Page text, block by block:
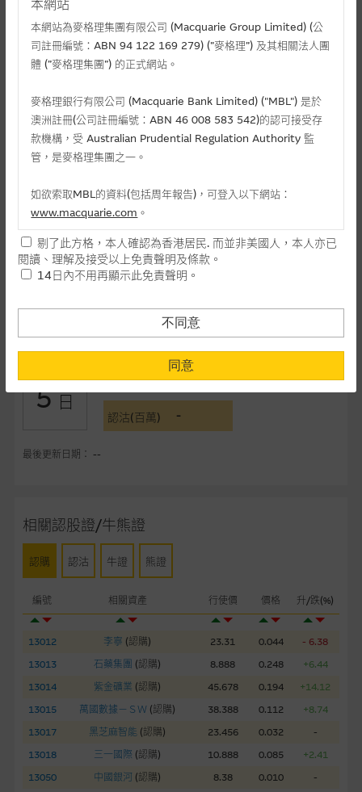
相關文件
相關上市文件
相關資產認股證資金流 (+)資金流入 (-)資金流出
1 認購(百萬) -
認沽(百萬) -
5 日
-
認沽(百萬) -
最後更新日期： --
相關認股證/牛熊證
認購 認沽 牛證 熊證
編號 相關資產 行使價 價格 升/跌(%)
13012 李寧 (認購) 23.31 0.044
- 6.38
13013
石藥集團 (認購) 8.888 0.248
+6.44
13014
紫金礦業 (認購) 45.678 0.194
+14.12
13015
萬國數據－ＳＷ (認購) 38.388 0.112
+8.74
13017
黑芝麻智能 (認購) 23.456 0.032
-
13018
三一國際 (認購) 10.888 0.085
+2.41
13050
中國銀河 (認購) 8.38 0.010
-
本網站
本網站為麥格理集團有限公司 (Macquarie Group Limited) (公
司註冊編號：ABN 94 122 169 279) (”麥格理”) 及其相關法人團
體 (”麥格理集團”) 的正式網站。
麥格理銀行有限公司 (Macquarie Bank Limited) ("MBL") 是於
澳洲註冊(公司註冊編號：ABN 46 008 583 542)的認可接受存
款機構，受 Australian Prudential Regulation Authority 監
管，是麥格理集團之一。
如欲索取MBL的資料(包括周年報告)，可登入以下網站：
www.macquarie.com 。
本網站所載資料會隨時更改，而不作另行通知，如閣下欲取麥格
理的資料，可直接聯絡本集團職員。
民使用，並不提供或發售予美國人。本網站內容無意要約或唆使
閣下購買證券、基金單位或其他投資工具(不論在參考條款上或在
其他地方)，但清楚表明上述意圖的個別段落則屬例外。
提供網站內容的基準 – 使用時請考慮個人風險
網站內容來自我們在所示日期時認為可靠之來源，且均以真誠提
供。惟麥格理集團並無核實所有網站內容，故就閣下的目的而
言，網站內容可能未必完整或準確。麥格理集團不會，亦沒有義
任何指示價格報價、公開資料或分析是基於我們相信的假設及參
數而預備的，不構成我們提出的意見。所用假設及參數並非唯一
為準確、完整或合理。我們不作陳述，亦不保證任何所示的指示
表現或回報將來會實現。過去業績並不保證將來表現。網站內容
來自我們在所示日期時認為可靠之來源，且均以真誠提供，然
而，麥格理集團不作陳述，亦不保證網站內容在任何用途上均完
及合時性負上責任，除非這是有關適用的的法律及/或法規所規
定。
網站內容不構成要約及徵求要約，或作為任何合約的根據，以購
買或銷售任何證券、貸款或其他工具。網站內容由麥格理集團所
剔了此方格，本人確認為香港居民. 而並非美國人，本人亦已
閱讀、理解及接受以上免責聲明及條款。
14日內不用再顯示此免責聲明。
不同意
同意